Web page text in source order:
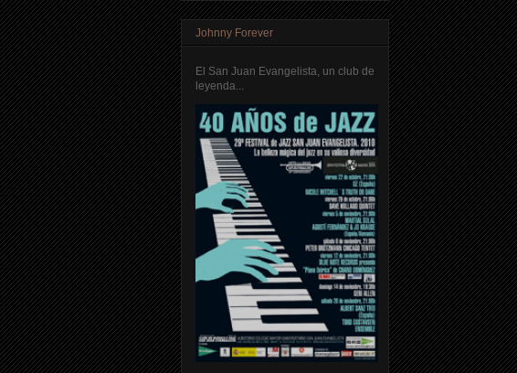
Johnny Forever
El San Juan Evangelista, un club de
leyenda...